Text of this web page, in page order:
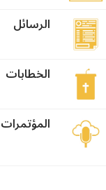
الرسائل
الخطابات
المؤتمرات